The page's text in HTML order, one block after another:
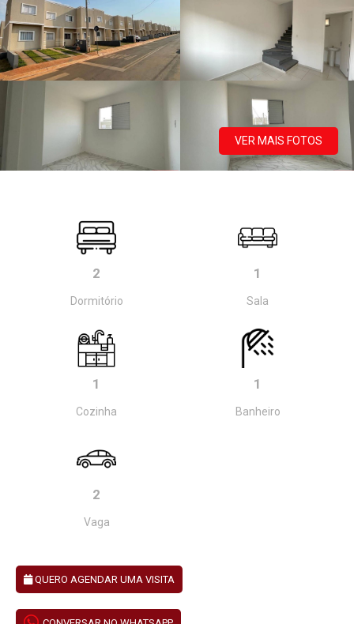
VER MAIS FOTOS
2
Dormitório
1
Sala
1
Cozinha
1
Banheiro
2
Vaga
QUERO AGENDAR UMA VISITA